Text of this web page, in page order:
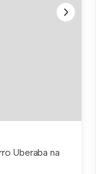
Uberaba na